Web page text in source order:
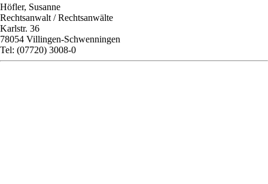
Höfler, Susanne
Rechtsanwalt / Rechtsanwälte
Karlstr. 36
78054 Villingen-Schwenningen
Tel: (07720) 3008-0